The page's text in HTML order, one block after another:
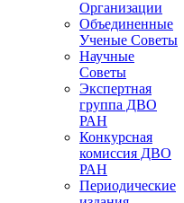
Организации
Объединенные
Ученые Советы
Научные
Советы
Экспертная
группа ДВО
РАН
Конкурсная
комиссия ДВО
РАН
Периодические